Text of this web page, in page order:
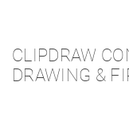
CLIPDRAW
DRAWING &